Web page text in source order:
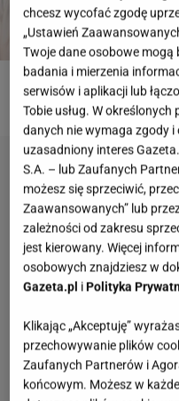
chcesz wycofać zgodę
„Ustawień
Twoje dane osobowe
badania i mierzenia
serwisów i aplikacji lub
Tobie usług. W
danych nie wymaga zgody
uzasadniony interes
S.A. – lub Zaufanych
możesz się sprzeciwić,
Zaawansowanych” lub
zależności od zakresu
jest kierowany. Więcej
osobowych znajdziesz w
Gazeta.pl i Polityka
Klikając „Akceptuję”
przechowywanie plików
Zaufanych Partnerów i
końcowym. Możesz w